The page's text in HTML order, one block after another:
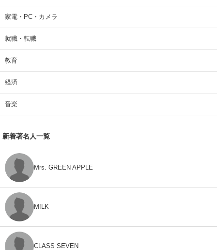
家電・PC・カメラ
就職・転職
教育
経済
音楽
新着著名人一覧
Mrs. GREEN APPLE
M!LK
CLASS SEVEN